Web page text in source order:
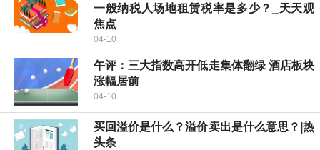
一般纳税人场地租赁税率是多少？_天天观
焦点
04-10
午评：三大指数高开低走集体翻绿 酒店板块
涨幅居前
04-10
买回溢价是什么？溢价卖出是什么意思？|热
头条